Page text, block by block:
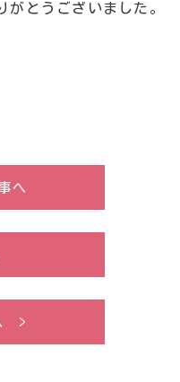
がとうございました。
へ
>